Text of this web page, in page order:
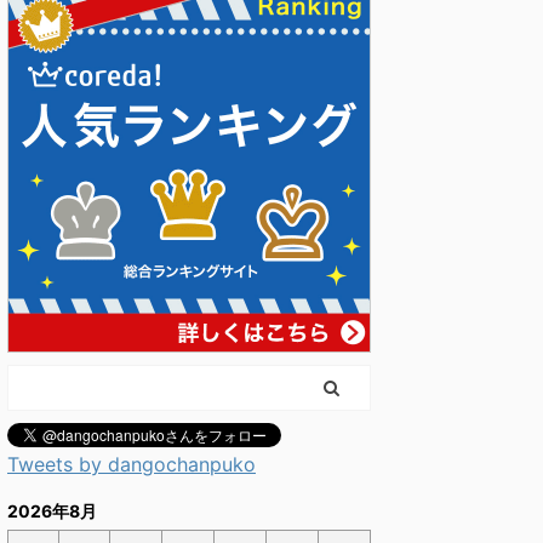
Tweets by dangochanpuko
2026年8月